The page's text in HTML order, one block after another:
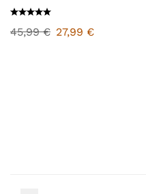
45,99€ 27,99 €